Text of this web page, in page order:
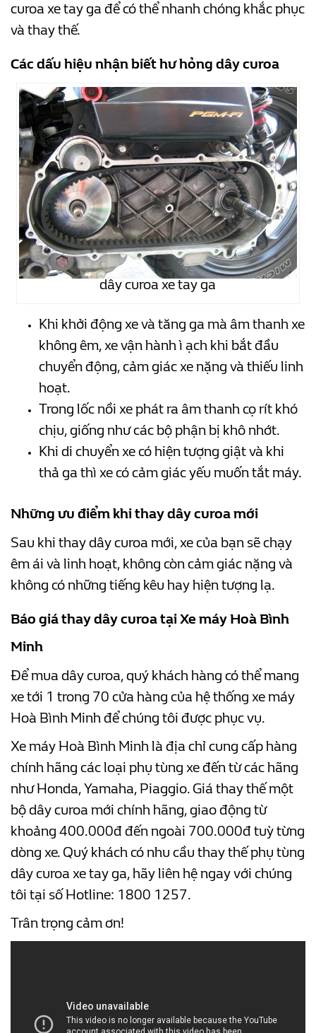
curoa xe tay ga để có thể nhanh chóng khắc phục
và thay thế.
Các dấu hiệu nhận biết hư hỏng dây curoa
dây curoa xe tay ga
Khi khởi động xe và tăng ga mà âm thanh xe
không êm, xe vận hành ì ạch khi bắt đầu
chuyển động, cảm giác xe nặng và thiếu linh
hoạt.
Trong lốc nồi xe phát ra âm thanh cọ rít khó
chịu, giống như các bộ phận bị khô nhớt.
Khi di chuyển xe có hiện tượng giật và khi
thả ga thì xe có cảm giác yếu muốn tắt máy.
Những ưu điểm khi thay dây curoa mới
Sau khi thay dây curoa mới, xe của bạn sẽ chạy
êm ái và linh hoạt, không còn cảm giác nặng và
không có những tiếng kêu hay hiện tượng lạ.
Báo giá thay dây curoa tại Xe máy Hoà Bình
Minh
Để mua dây curoa, quý khách hàng có thể mang
xe tới 1 trong 70 cửa hàng của hệ thống xe máy
Hoà Bình Minh để chúng tôi được phục vụ.
Xe máy Hoà Bình Minh là địa chỉ cung cấp hàng
chính hãng các loại phụ tùng xe đến từ các hãng
như Honda, Yamaha, Piaggio. Giá thay thế một
bộ dây curoa mới chính hãng, giao động từ
khoảng 400.000đ đến ngoài 700.000đ tuỳ từng
dòng xe. Quý khách có nhu cầu thay thế phụ tùng
dây curoa xe tay ga, hãy liên hệ ngay với chúng
tôi tại số Hotline: 1800 1257.
Trân trọng cảm ơn!